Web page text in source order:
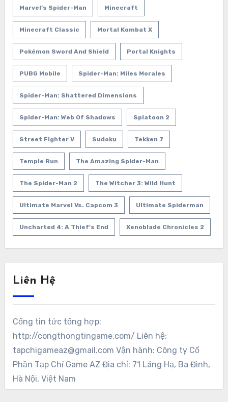
Marvel’s Spider-Man Minecraft
Minecraft Classic Mortal Kombat X
Pokémon Sword And Shield Portal Knights
PUBG Mobile Spider-Man: Miles Morales
Spider-Man: Shattered Dimensions
Spider-Man: Web Of Shadows Splatoon 2
Street Fighter V Sudoku Tekken 7
Temple Run The Amazing Spider-Man
The Spider-Man 2 The Witcher 3: Wild Hunt
Ultimate Marvel Vs. Capcom 3 Ultimate Spiderman
Uncharted 4: A Thief's End Xenoblade Chronicles 2
Liên Hệ
Cổng tin tức tổng hợp:
http://congthongtingame.com/ Liên hệ:
tapchigameaz@gmail.com Vận hành: Công ty Cổ
Phần Tạp Chí Game AZ Địa chỉ: 71 Láng Hạ, Ba Đình,
Hà Nội, Việt Nam